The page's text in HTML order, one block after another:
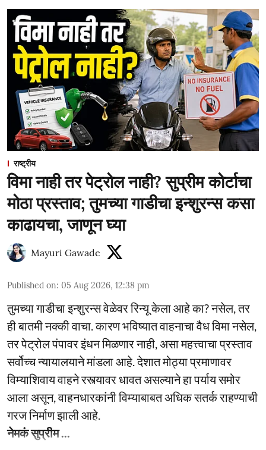
राष्ट्रीय
विमा नाही तर पेट्रोल नाही? सुप्रीम कोर्टाचा
मोठा प्रस्ताव; तुमच्या गाडीचा इन्शुरन्स कसा
काढायचा, जाणून घ्या
Mayuri Gawade
Published on: 05 Aug 2026, 12:38 pm
तुमच्या गाडीचा इन्शुरन्स वेळेवर रिन्यू केला आहे का? नसेल, तर
ही बातमी नक्की वाचा. कारण भविष्यात वाहनाचा वैध विमा नसेल,
तर पेट्रोल पंपावर इंधन मिळणार नाही, असा महत्त्वाचा प्रस्ताव
सर्वोच्च न्यायालयाने मांडला आहे. देशात मोठ्या प्रमाणावर
विम्याशिवाय वाहने रस्त्यावर धावत असल्याने हा पर्याय समोर
आला असून, वाहनधारकांनी विम्याबाबत अधिक सतर्क राहण्याची
गरज निर्माण झाली आहे.
नेमकं सुप्रीम ...